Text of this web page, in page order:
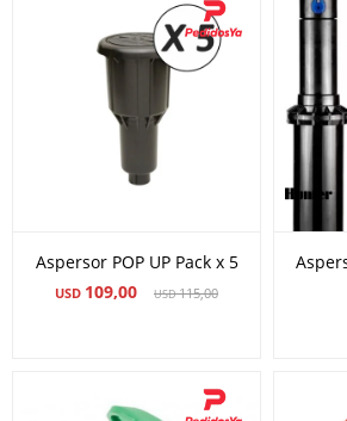
Aspersor POP UP Pack x 5
USD 109,00 USD115,00